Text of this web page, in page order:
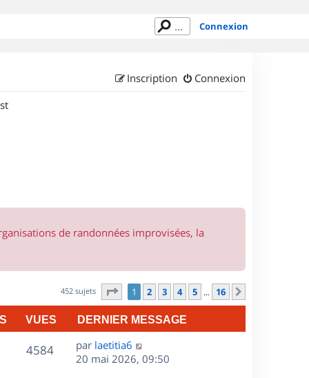
Connexion
Connexion
Inscription
de randonnées improvisées, la
452 sujets Page sur16
1 2 3 4 5 … 16
VUES DERNIER MESSAGE
4584V
D
e
par laetitia6
20 mai 2026, 09:50